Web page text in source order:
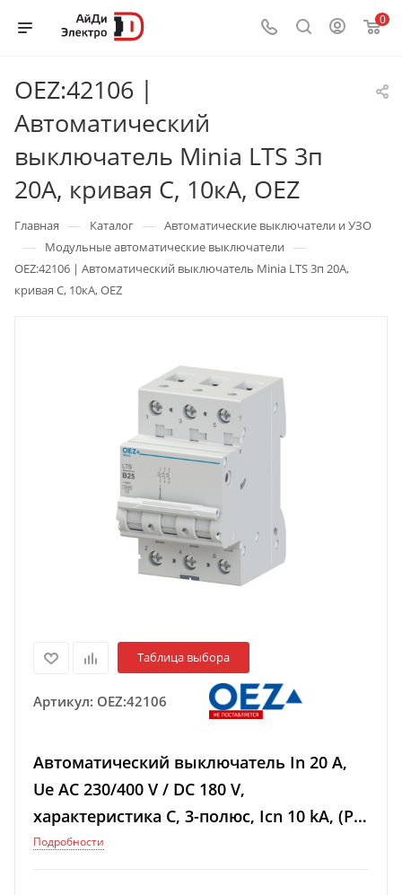
0
OEZ:42106 |
Автоматический
выключатель Minia LTS 3п
20А, кривая С, 10кА, OEZ
Главная — Каталог — Автоматические выключатели и УЗО
— Модульные автоматические выключатели —
OEZ:42106 | Автоматический выключатель Minia LTS 3п 20А,
кривая С, 10кА, OEZ
Таблица выбора
Артикул: OEZ:42106
Автоматический выключатель In 20 A,
Ue AC 230/400 V / DC 180 V,
характеристика C, 3-полюс, Icn 10 kA, (PI:
LTS-20C-3)
Подробности